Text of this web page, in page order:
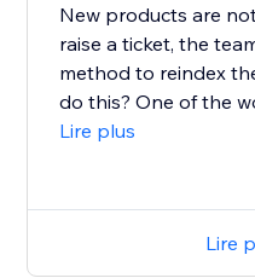
New products are
raise a ticket, the
method to reindex
do this? One of the
Lire plus
Lire